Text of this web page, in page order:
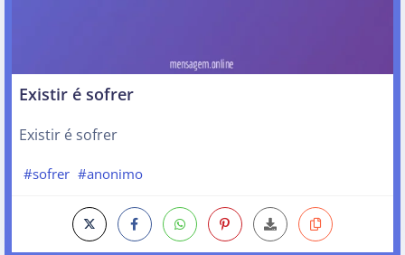
Existir é sofrer
Existir é sofrer
#sofrer #anonimo